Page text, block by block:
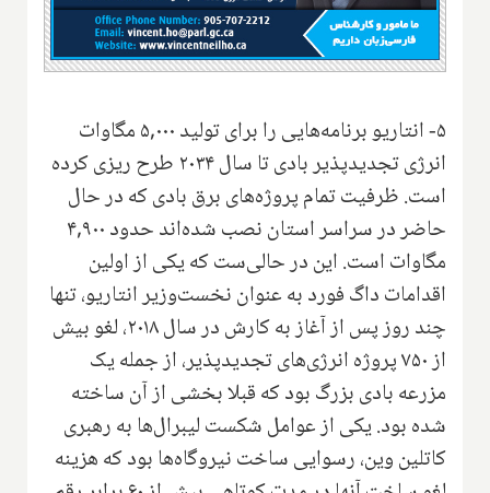
۵- انتاریو برنامه‌هایی را برای تولید ۵,۰۰۰ مگاوات
انرژی تجدیدپذیر بادی تا سال ۲۰۳۴ طرح ریزی کرده
است. ظرفیت تمام پروژه‌های برق بادی که در حال
حاضر در سراسر استان نصب شده‌اند حدود ۴,۹۰۰
مگاوات است. این در حالی‌ست که یکی از اولین
اقدامات داگ فورد به عنوان نخست‌وزیر انتاریو، تنها
چند روز پس از آغاز به کارش در سال ۲۰۱۸، لغو بیش
از ۷۵۰ پروژه انرژی‌های تجدیدپذیر، از جمله یک
مزرعه بادی بزرگ بود که قبلا بخشی از آن ساخته
شده بود. یکی از عوامل شکست لیبرال‌ها به رهبری
کاتلین وین، رسوایی ساخت نیروگاه‌ها بود که هزینه